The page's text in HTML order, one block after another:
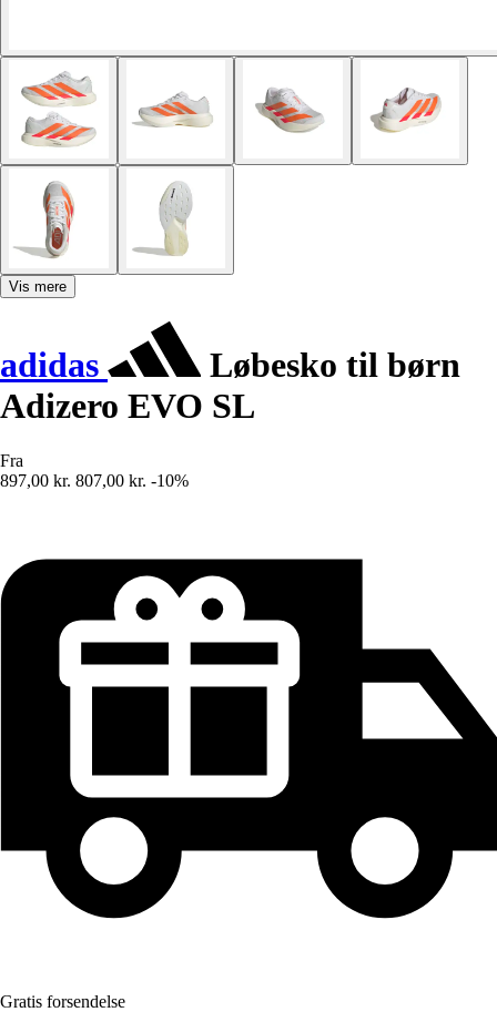
Vis mere
adidas
Løbesko til børn
Adizero EVO SL
Fra
897,00 kr. 807,00 kr. -10%
Gratis forsendelse